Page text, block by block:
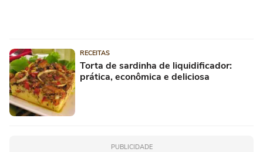
RECEITAS
Torta de sardinha de liquidificador:
prática, econômica e deliciosa
PUBLICIDADE